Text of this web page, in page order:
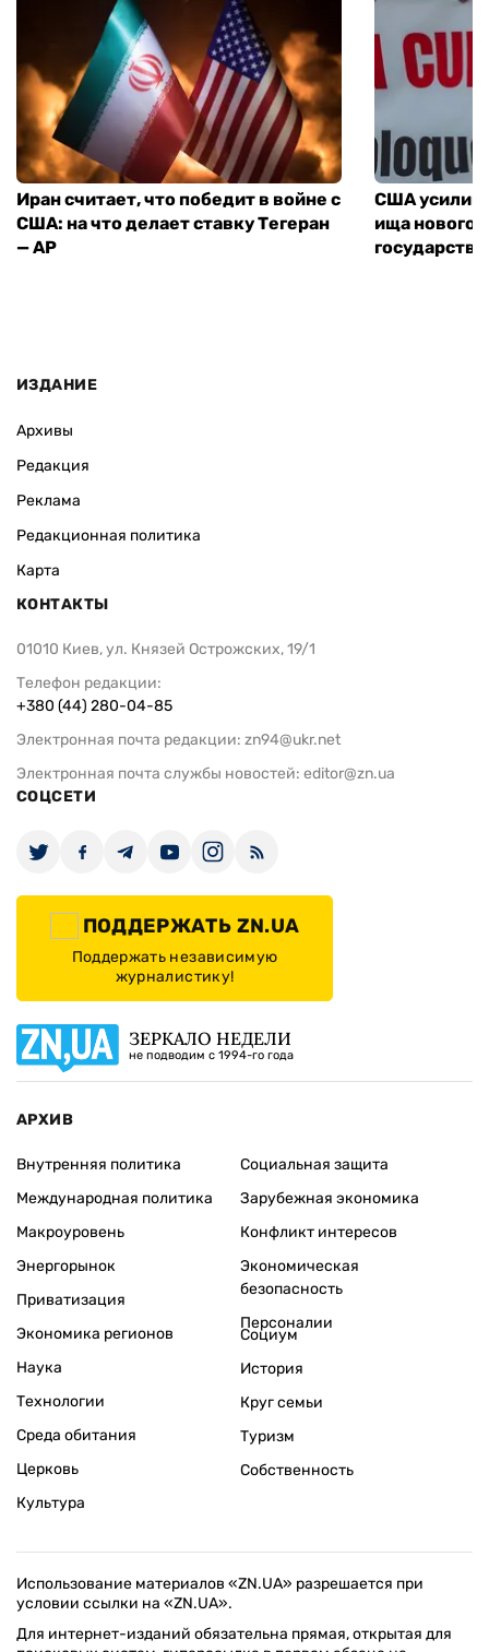
Иран считает, что победит в войне с
США: на что делает ставку Тегеран
— AP
США
ища нового
ИЗДАНИЕ
Архивы
Редакция
Реклама
Редакционная политика
Карта
КОНТАКТЫ
01010 Киев, ул. Князей Острожских, 19/1
Телефон редакции:
+380 (44) 280-04-85
Электронная почта редакции: zn94@ukr.net
Электронная почта службы новостей: editor@zn.ua
СОЦСЕТИ
ПОДДЕРЖАТЬ ZN.UA
Поддержать независимую
журналистику!
ЗЕРКАЛО НЕДЕЛИ
не подводим с 1994-го года
АРХИВ
Внутренняя политика
Международная политика
Макроуровень
Энергорынок
Приватизация
Экономика регионов
Социальная защита
Зарубежная экономика
Конфликт интересов
Экономическая
безопасность
Персоналии
Наука
Технологии
Среда обитания
Церковь
Культура
Социум
История
Круг семьи
Туризм
Собственность
Использование материалов «ZN.UA» разрешается при
условии ссылки на «ZN.UA».
Для интернет-изданий обязательна прямая, открытая для